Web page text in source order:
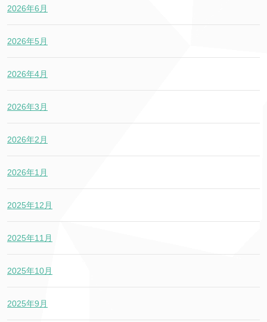
2026年6月
2026年5月
2026年4月
2026年3月
2026年2月
2026年1月
2025年12月
2025年11月
2025年10月
2025年9月